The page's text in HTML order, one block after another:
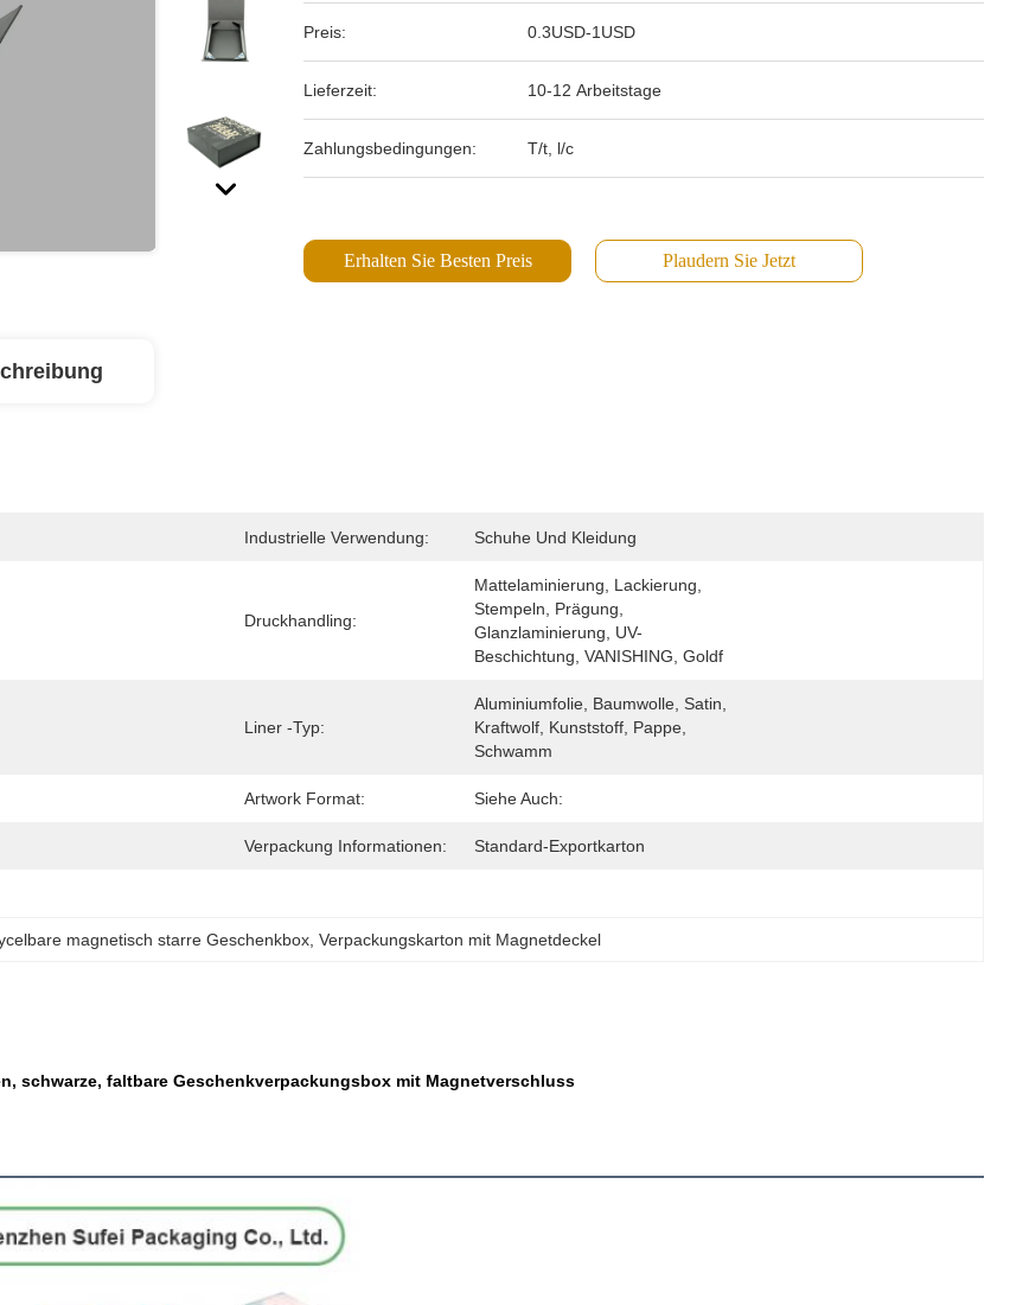
Preis: 0.3USD-1USD
Lieferzeit: 10-12 Arbeitstage
Zahlungsbedingungen: T/t, l/c
Erhalten Sie Besten Preis Plaudern Sie Jetzt
Industrielle Verwendung: Schuhe Und Kleidung
Druckhandling:
Mattelaminierung, Lackierung,
Stempeln, Prägung,
Glanzlaminierung, UV-
Beschichtung, VANISHING, Goldf
Liner -Typ:
Aluminiumfolie, Baumwolle, Satin,
Kraftwolf, Kunststoff, Pappe,
Schwamm
Artwork Format: Siehe Auch:
Verpackung Informationen: Standard-Exportkarton
magnetisch starre Geschenkbox Verpackungskarton mit Magnetdeckel
schwarze, faltbare Geschenkverpackungsbox mit Magnetverschluss